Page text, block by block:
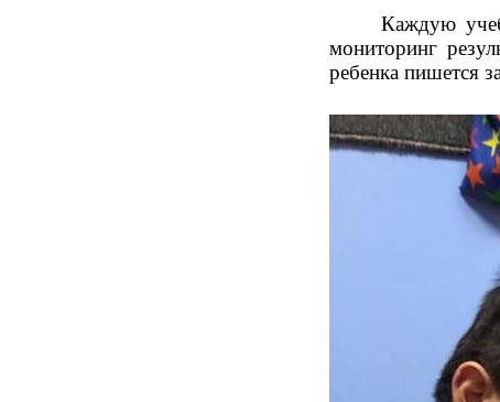
Каждую
мониторинг
ребенка пишется